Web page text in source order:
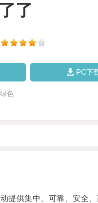
了
PC下
色
供集中、可靠、安全、